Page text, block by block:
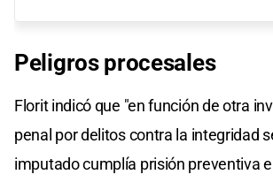
Peligros procesales
Florit indicó que "en función de otra
penal por delitos contra la integridad
imputado cumplía prisión preventiva